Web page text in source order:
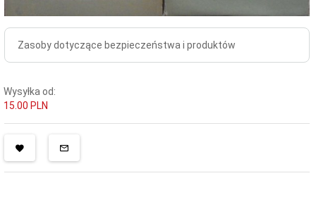
Zasoby dotyczące bezpieczeństwa i produktów
Wysyłka od:
15.00 PLN